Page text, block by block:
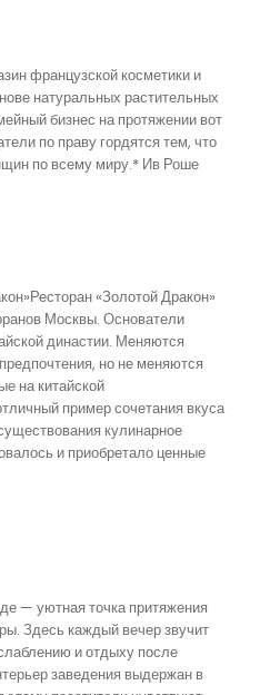
французской косметики и
натуральных растительных
бизнес на протяжении вот
по праву гордятся тем, что
по всему миру.* Ив Роше
«Золотой Дракон»
Москвы. Основатели
династии. Меняются
но не меняются
на китайской
пример сочетания вкуса
кулинарное
и приобретало ценные
— уютная точка притяжения
Здесь каждый вечер звучит
и отдыху после
заведения выдержан в